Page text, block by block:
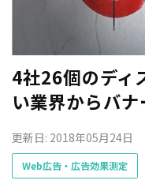
4社26個のディ
い業界からバ
更新日: 2018年05月24日
Web広告・広告効果測定